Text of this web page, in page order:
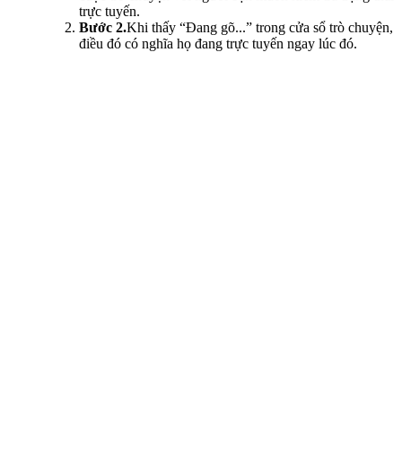
trực tuyến.
Bước 2.Khi thấy “Đang gõ...” trong cửa sổ trò chuyện,
điều đó có nghĩa họ đang trực tuyến ngay lúc đó.